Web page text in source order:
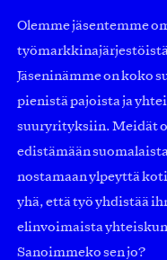
Olemme jäsentemme
Jäseninämme on koko
pienistä pajoista ja
suuryrityksiin. Meidät
edistämään
nostamaan ylpeyttä
yhä, että työ yhdistää
elinvoimaista
Sanoimmeko sen jo?